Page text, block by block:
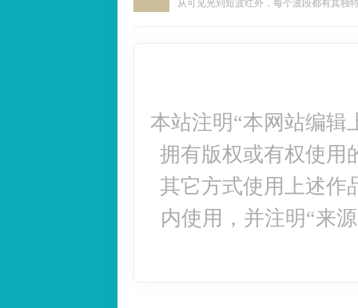
本站注明“本网站编辑
拥有版权或有权使用
其它方式使用上述作
内使用，并注明“来